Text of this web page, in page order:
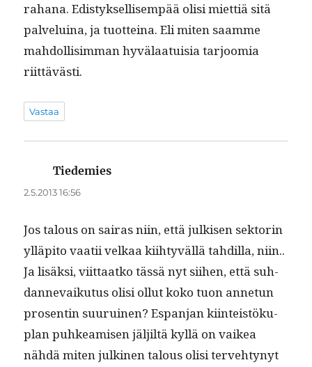
rahana. Edis­tyk­sel­lisem­pää olisi miet­tiä sitä
palveluina, ja tuot­teina. Eli miten saamme
mah­dol­lisim­man hyvälaa­tu­isia tar­joo­mia
riittävästi.
Vastaa
Tiedemies
2.5.2013 16:56
Jos talous on sairas niin, että julkisen sek­torin
ylläpi­to vaatii velkaa kiihtyväl­lä tahdil­la, niin..
Ja lisäk­si, viit­taatko tässä nyt siihen, että suh­
dan­nevaiku­tus olisi ollut koko tuon annetun
pros­entin suu­ru­inen? Espan­jan kiin­teistöku­
plan puhkeamisen jäljiltä kyl­lä on vaikea
nähdä miten julki­nen talous olisi ter­ve­htynyt